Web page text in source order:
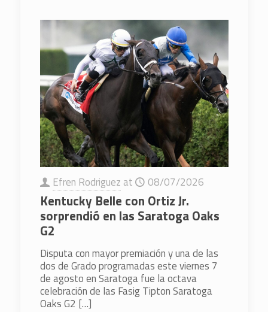
Efren Rodriguez at 08/07/2026
Kentucky Belle con Ortiz Jr.
sorprendió en las Saratoga Oaks
G2
Disputa con mayor premiación y una de las
dos de Grado programadas este viernes 7
de agosto en Saratoga fue la octava
celebración de las Fasig Tipton Saratoga
Oaks G2 […]